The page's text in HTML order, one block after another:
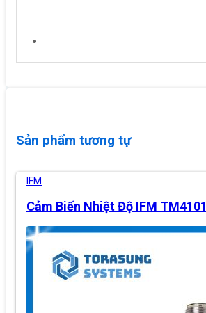
Sản phẩm tương tự
IFM
Cảm Biến Nhiệt Độ IFM TM4101